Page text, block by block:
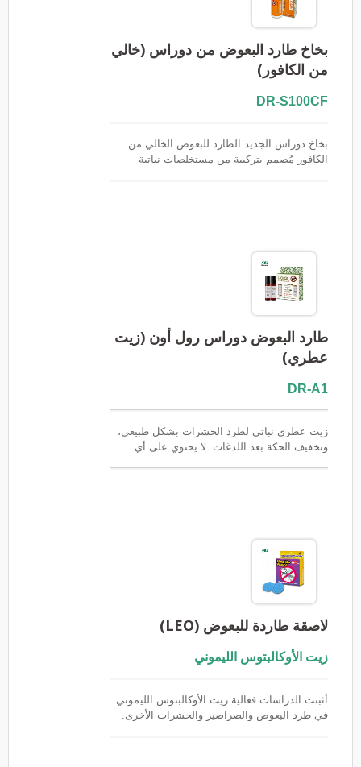
بخاخ طارد البعوض من دوراس (خالي
من الكافور)
DR-S100CF
بخاخ دوراس الجديد الطارد للبعوض الخالي من
الكافور مُصمم بتركيبة من مستخلصات نباتية
طارد البعوض دوراس رول أون (زيت
عطري)
DR-A1
زيت عطري نباتي لطرد الحشرات بشكل طبيعي،
وتخفيف الحكة بعد اللدغات. لا يحتوي على أي
لاصقة طاردة للبعوض (LEO)
زيت الأوكالبتوس الليموني
أثبتت الدراسات فعالية زيت الأوكالبتوس الليموني
في طرد البعوض والصراصير والحشرات الأخرى.